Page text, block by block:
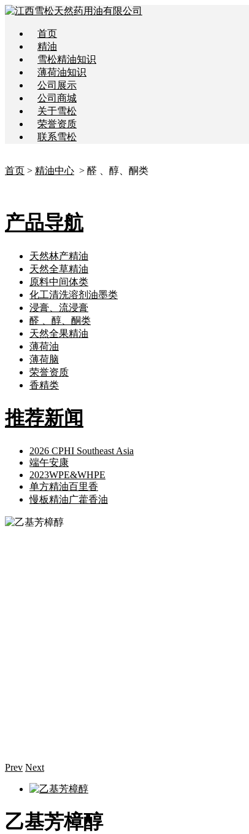
首页
精油
雪松精油知识
薄荷油知识
公司展示
公司商城
关于雪松
荣誉资质
联系雪松
首页 > 精油中心 > 醛 、醇、酮类
产品导航
天然林产精油
天然全草精油
原料中间体类
化工清洗溶剂油墨类
浸膏、流浸膏
醛 、醇、酮类
天然全果精油
薄荷油
薄荷脑
荣誉资质
香精类
推荐新闻
2026 CPHI Southeast Asia
端午安康
2023WPE&WHPE
单方精油百里香
慢板精油广藿香油
Prev Next
乙基芳樟醇